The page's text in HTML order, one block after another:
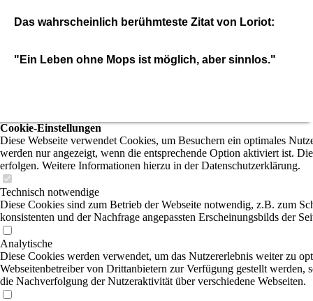
Das wahrscheinlich berühmteste Zitat von Loriot:
"Ein Leben ohne Mops ist möglich, aber sinnlos."
Cookie-Einstellungen
Diese Webseite verwendet Cookies, um Besuchern ein optimales
werden nur angezeigt, wenn die entsprechende Option aktiviert ist.
erfolgen. Weitere Informationen hierzu in der Datenschutzerklärung.
Technisch notwendige
Diese Cookies sind zum Betrieb der Webseite notwendig, z.B. zum
konsistenten und der Nachfrage angepassten Erscheinungsbilds der
Analytische
Diese Cookies werden verwendet, um das Nutzererlebnis weiter zu
Webseitenbetreiber von Drittanbietern zur Verfügung gestellt
die Nachverfolgung der Nutzeraktivität über verschiedene Webseiten.